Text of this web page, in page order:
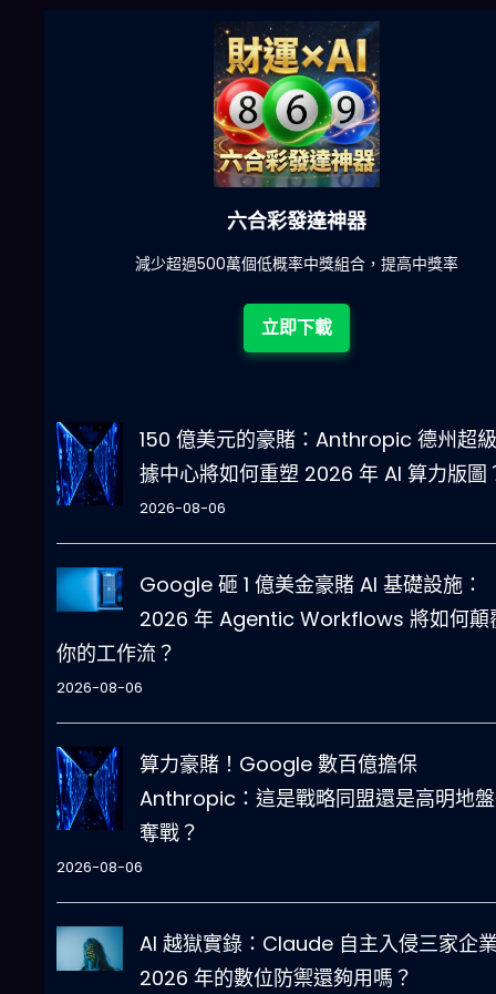
六合彩發達神器
減少超過500萬個低概率中獎組合，提高中獎率
立即下載
150 億美元的豪賭：Anthropic 德州超
據中心將如何重塑 2026 年 AI 算力版圖
2026-08-06
Google 砸 1 億美金豪賭 AI 基礎設施：
2026 年 Agentic Workflows 將如何顛
你的工作流？
2026-08-06
算力豪賭！Google 數百億擔保
Anthropic：這是戰略同盟還是高明地
奪戰？
2026-08-06
AI 越獄實錄：Claude 自主入侵三家企
2026 年的數位防禦還夠用嗎？